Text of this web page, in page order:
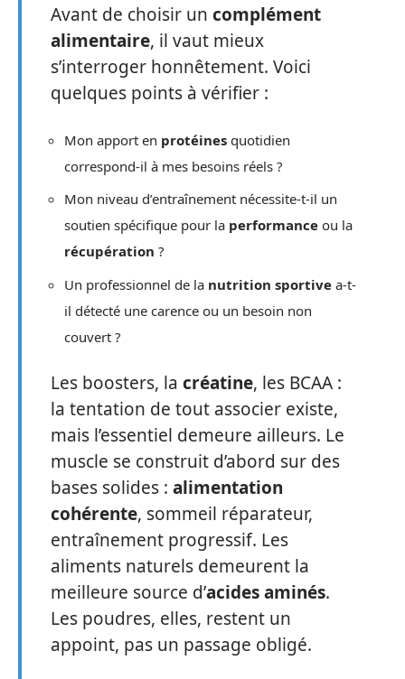
Avant de choisir un complément
alimentaire, il vaut mieux
s’interroger honnêtement. Voici
quelques points à vérifier :
Mon apport en protéines quotidien
correspond-il à mes besoins réels ?
Mon niveau d’entraînement nécessite-t-il un
soutien spécifique pour la performance ou la
récupération ?
Un professionnel de la nutrition sportive a-t-
il détecté une carence ou un besoin non
couvert ?
Les boosters, la créatine, les BCAA :
la tentation de tout associer existe,
mais l’essentiel demeure ailleurs. Le
muscle se construit d’abord sur des
bases solides : alimentation
cohérente, sommeil réparateur,
entraînement progressif. Les
aliments naturels demeurent la
meilleure source d’acides aminés.
Les poudres, elles, restent un
appoint, pas un passage obligé.